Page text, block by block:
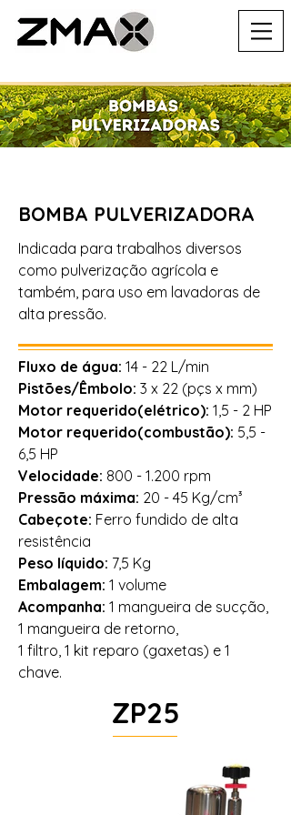
BOMBA PULVERIZADORA
Indicada para trabalhos diversos
como pulverização agrícola e
também, para uso em lavadoras de
alta pressão.
Fluxo de água: 14 - 22 L/min
Pistões/Êmbolo: 3 x 22 (pçs x mm)
Motor requerido(elétrico): 1,5 - 2 HP
Motor requerido(combustão): 5,5 -
6,5 HP
Velocidade: 800 - 1.200 rpm
Pressão máxima: 20 - 45 Kg/cm³
Cabeçote: Ferro fundido de alta
resistência
Peso líquido: 7,5 Kg
Embalagem: 1 volume
Acompanha: 1 mangueira de sucção,
1 mangueira de retorno,
1 filtro, 1 kit reparo (gaxetas) e 1
chave.
ZP25